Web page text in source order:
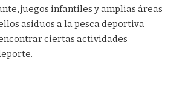
juegos infantiles y amplias áreas
asiduos a la pesca deportiva
ciertas actividades